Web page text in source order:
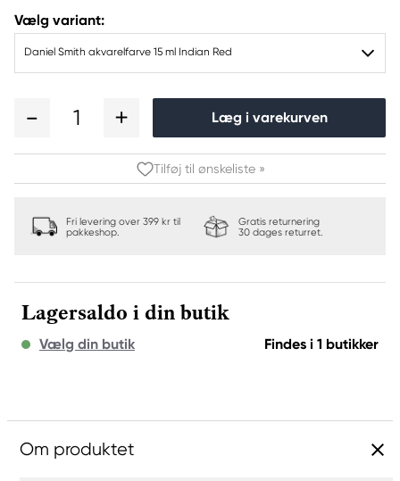
Vælg variant:
Daniel Smith akvarelfarve 15 ml Indian Red
1 Læg i varekurven
Tilføj til ønskeliste »
Fri levering over 399 kr til
pakkeshop.
Gratis returnering
30 dages returret.
Lagersaldo i din butik
Vælg din butik Findes i 1 butikker
Om produktet